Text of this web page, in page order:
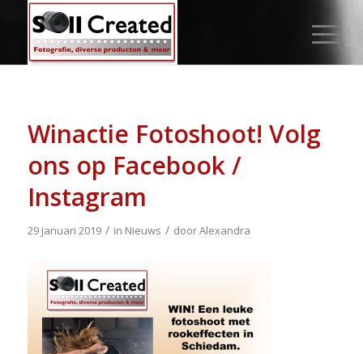
Winactie Fotoshoot! Volg
ons op Facebook /
Instagram
29 januari 2019 / in Nieuws / doorAlexandra